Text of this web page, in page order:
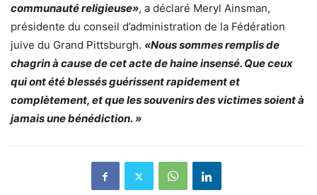
communauté religieuse», a déclaré Meryl Ainsman,
présidente du conseil d’administration de la Fédération
juive du Grand Pittsburgh. «Nous sommes remplis de
chagrin à cause de cet acte de haine insensé. Que ceux
qui ont été blessés guérissent rapidement et
complètement, et que les souvenirs des victimes soient à
jamais une bénédiction. »